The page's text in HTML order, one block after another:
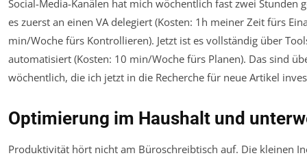
Social-Media-Kanälen hat mich wöchentlich fast zwei Stunden
es zuerst an einen VA delegiert (Kosten: 1h meiner Zeit fürs
min/Woche fürs Kontrollieren). Jetzt ist es vollständig über
automatisiert (Kosten: 10 min/Woche fürs Planen). Das sind
wöchentlich, die ich jetzt in die Recherche für neue Artikel
Optimierung im Haushalt und
Produktivität hört nicht am Büroschreibtisch auf. Die kleinen